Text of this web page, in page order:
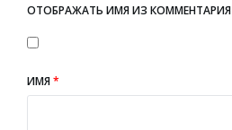
ОТОБРАЖАТЬ ИМЯ ИЗ КОММЕНТАРИЯ
ИМЯ*